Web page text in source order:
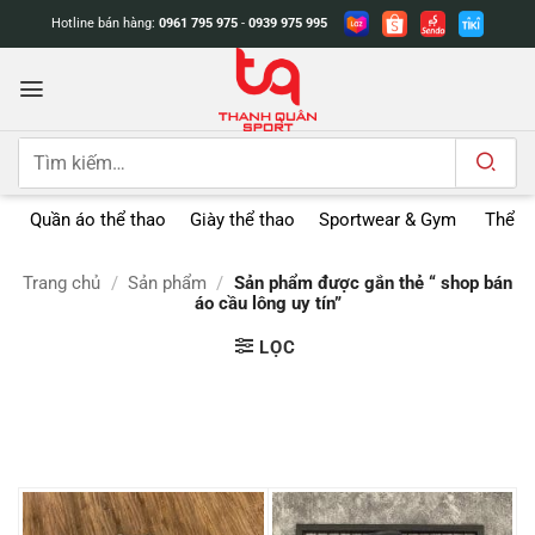
dung
Hotline bán hàng: 0961 795 975 - 0939 975 995
Tìm
Quần áo thể thao Giày thể thao Sportwear & Gym Thể
Trang chủ / Sản phẩm / Sản phẩm được gắn thẻ “ shop bán
áo cầu lông uy tín”
LỌC